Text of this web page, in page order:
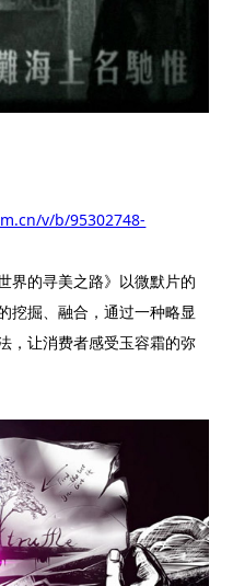
v/b/95302748-
的寻美之路》以微默片的
挖掘、融合，通过一种略显
，让消费者感受玉容霜的弥